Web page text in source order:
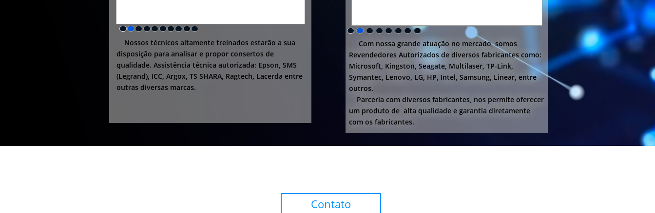
Nossos técnicos altamente treinados estarão a sua
disposição para analisar e propor consertos de
qualidade. Assistência técnica autorizada: Epson, SMS
(Legrand), ICC, Argox, TS SHARA, Ragtech, Lacerda entre
outras diversas marcas.
Com nossa grande atuação no mercado, somos
Revendedores Autorizados de diversos fabricantes como:
Microsoft, Kingston, Seagate, Multilaser, TP-Link,
Symantec, Lenovo, LG, HP, Intel, Samsung, Linear, entre
outros.
Parceria com diversos fabricantes, nos permite oferecer
um produto de alta qualidade e garantia diretamente
com os fabricantes.
Contato